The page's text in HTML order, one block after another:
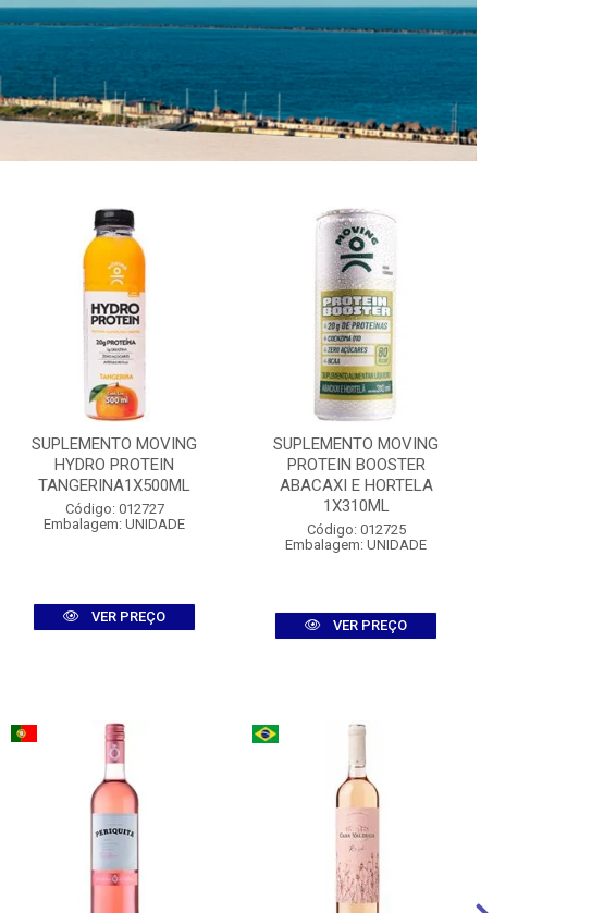
SUPLEMENTO MOVING
HYDRO PROTEIN
TANGERINA1X500ML
Código: 012727
Embalagem: UNIDADE
VER PREÇO
SUPLEMENTO MOVING
PROTEIN BOOSTER
ABACAXI E HORTELA
1X310ML
Código: 012725
Embalagem: UNIDADE
VER PREÇO